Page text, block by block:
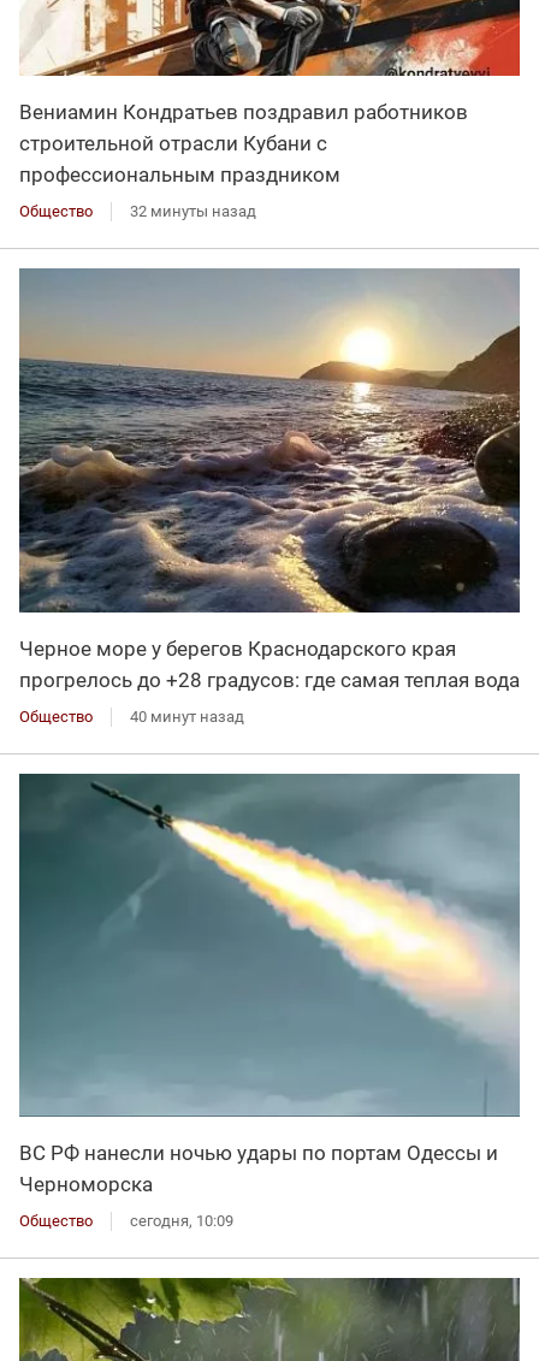
Вениамин Кондратьев поздравил работников
строительной отрасли Кубани с
профессиональным праздником
Общество 32 минуты назад
Черное море у берегов Краснодарского края
прогрелось до +28 градусов: где самая теплая вода
Общество 40 минут назад
ВС РФ нанесли ночью удары по портам Одессы и
Черноморска
Общество сегодня, 10:09